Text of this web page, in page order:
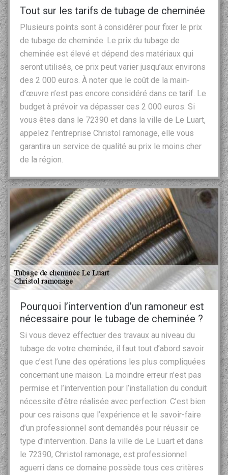
Tout sur les tarifs de tubage de cheminée
Plusieurs points sont à considérer pour fixer le prix
de tubage de cheminée. Le prix du tubage de
cheminée est élevé et dépend des matériaux qui
seront utilisés, ce prix peut varier jusqu’aux environs
des 2 000 euros. À noter que le coût de la main-
d’œuvre n’est pas encore considéré dans ce tarif. Le
budget à prévoir va dépasser ces 2 000 euros. Si
vous êtes dans le 72390 et dans la ville de Le Luart,
appelez l’entreprise Christol ramonage, elle vous
garantira un service de qualité au prix le moins cher
de la région.
Pourquoi l’intervention d’un ramoneur est
nécessaire pour le tubage de cheminée ?
Si vous devez effectuer des travaux au niveau du
tubage de votre cheminée, il faut tout d’abord savoir
que c’est l’une des opérations les plus compliquées
concernant une maison. La moindre erreur n’est pas
permise et l’intervention pour l’installation du conduit
nécessite d’être réalisée avec perfection. C’est bien
pour ces raisons que l’expérience et le savoir-faire
d’un professionnel sont demandés pour réussir ce
type d’intervention. Dans la ville de Le Luart et dans
le 72390, Christol ramonage, est professionnel
aguerri dans ce domaine possède tous ces critères